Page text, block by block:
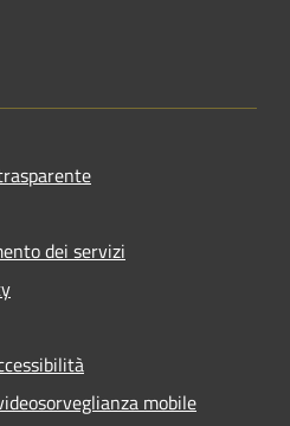
dei servizi
mobile